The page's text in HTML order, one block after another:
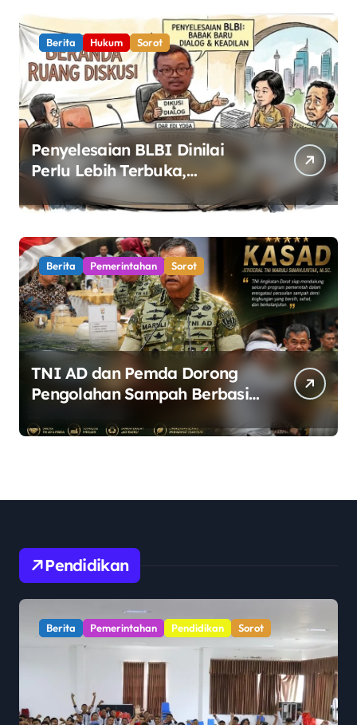
Berita Hukum Sorot
Penyelesaian BLBI Dinilai
Perlu Lebih Terbuka,
Pemerintah Diminta Buka
Ruang Dialog
Berita Pemerintahan Sorot
TNI AD dan Pemda Dorong
Pengolahan Sampah Berbasis
Pendidikan
Berita Pemerintahan Pendidikan Sorot